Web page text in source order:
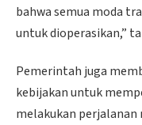
bahwa semua moda
untuk dioperasikan,”
Pemerintah juga
kebijakan untuk
melakukan perjalanan